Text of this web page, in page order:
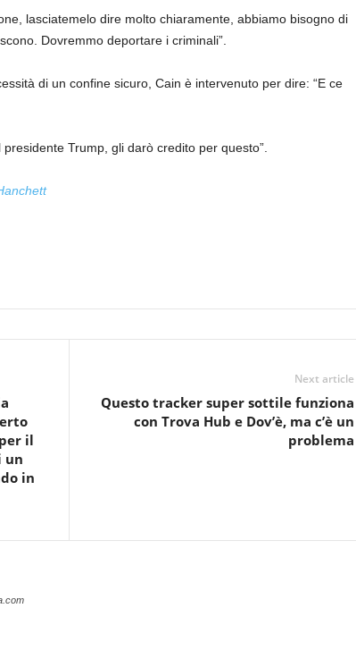
lasciatemelo dire molto chiaramente, abbiamo bisogno di
Dovremmo deportare i criminali”.
di un confine sicuro, Cain è intervenuto per dire: “E ce
Trump, gli darò credito per questo”.
il
un
in
Next article
Questo tracker super sottile funziona
con Trova Hub e Dov’è, ma c’è un
problema